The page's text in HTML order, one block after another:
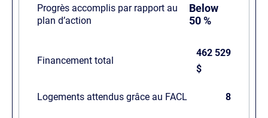
Progrès accomplis par rapport au
plan d’action
Below
50 %
Financement total
462 529
$
Logements attendus grâce au FACL 8